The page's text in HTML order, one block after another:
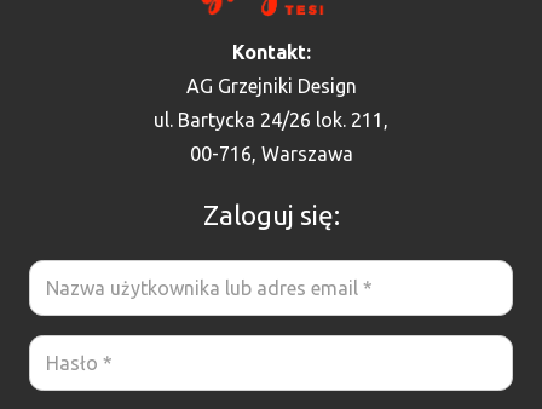
Kontakt:
AG Grzejniki Design
ul. Bartycka 24/26 lok. 211,
00-716, Warszawa
Zaloguj się: